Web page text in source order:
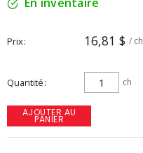
Prix 16,81 $ / ch
Quantité ch
AJOUTER AU
PANIER